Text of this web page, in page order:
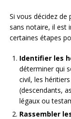
Si vous décidez de
sans notaire, il est
certaines étapes
Identifier les
déterminer qui
civil, les
(descendants,
légaux ou
Rassembler